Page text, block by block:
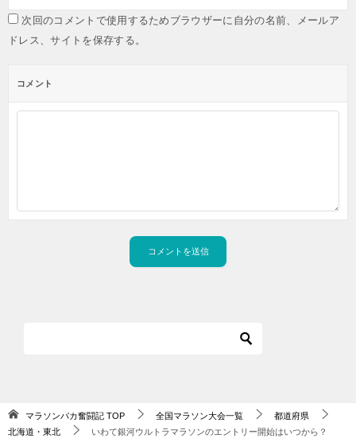
次回のコメントで使用するためブラウザーに自分の名前、メールア
ドレス、サイトを保存する。
コメント
マラソンバカ奮闘記 TOP 全国マラソン大会一覧
都道府県
北海道・東北
いわて銀河ウルトラマラソンのエントリー開始はいつから？